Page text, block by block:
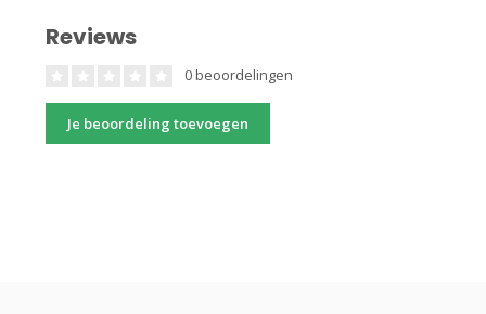
Reviews
0 beoordelingen
Je beoordeling toevoegen